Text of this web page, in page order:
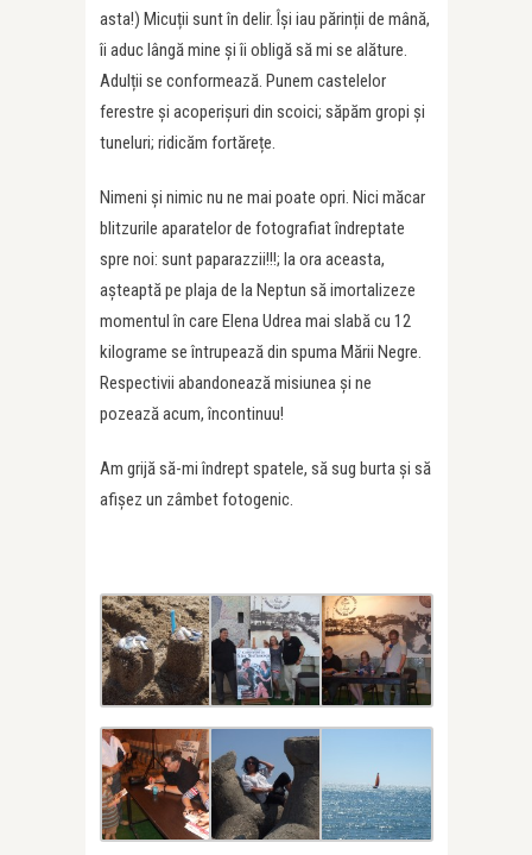
asta!) Micuții sunt în delir. Își iau părinții de mână,
îi aduc lângă mine și îi obligă să mi se alăture.
Adulții se conformează. Punem castelelor
ferestre și acoperișuri din scoici; săpăm gropi și
tuneluri; ridicăm fortărețe.
Nimeni și nimic nu ne mai poate opri. Nici măcar
blitzurile aparatelor de fotografiat îndreptate
spre noi: sunt paparazzii!!!; la ora aceasta,
așteaptă pe plaja de la Neptun să imortalizeze
momentul în care Elena Udrea mai slabă cu 12
kilograme se întrupează din spuma Mării Negre.
Respectivii abandonează misiunea și ne
pozează acum, încontinuu!
Am grijă să-mi îndrept spatele, să sug burta și să
afișez un zâmbet fotogenic.